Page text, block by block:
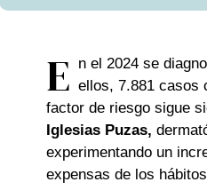
E n el 2024 se
ellos, 7.881 casos
factor de riesgo sigue
Iglesias Puzas,
experimentando un
expensas de los